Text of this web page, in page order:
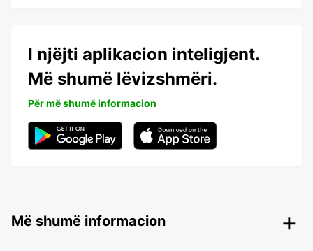
I njëjti aplikacion inteligjent.
Më shumë lëvizshmëri.
Për më shumë informacion
Më shumë informacion